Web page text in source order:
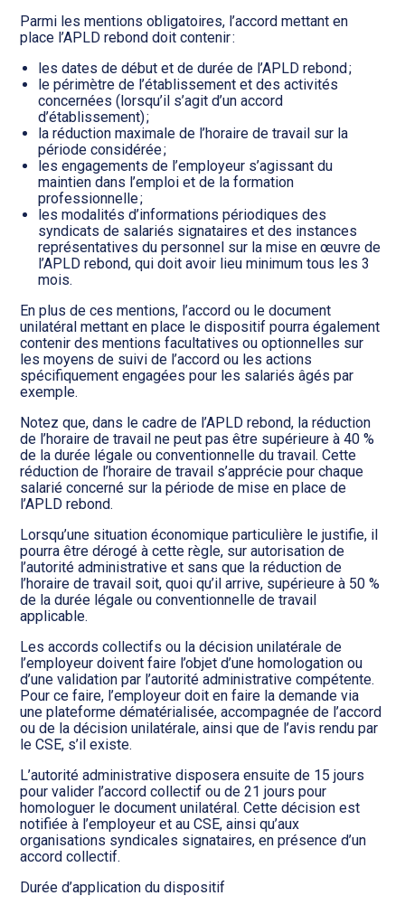
Parmi les mentions obligatoires, l’accord mettant en
place l’APLD rebond doit contenir :
les dates de début et de durée de l’APLD rebond ;
le périmètre de l’établissement et des activités
concernées (lorsqu’il s’agit d’un accord
d’établissement) ;
la réduction maximale de l’horaire de travail sur la
période considérée ;
les engagements de l’employeur s’agissant du
maintien dans l’emploi et de la formation
professionnelle ;
les modalités d’informations périodiques des
syndicats de salariés signataires et des instances
représentatives du personnel sur la mise en œuvre de
l’APLD rebond, qui doit avoir lieu minimum tous les 3
mois.
En plus de ces mentions, l’accord ou le document
unilatéral mettant en place le dispositif pourra également
contenir des mentions facultatives ou optionnelles sur
les moyens de suivi de l’accord ou les actions
spécifiquement engagées pour les salariés âgés par
exemple.
Notez que, dans le cadre de l’APLD rebond, la réduction
de l’horaire de travail ne peut pas être supérieure à 40 %
de la durée légale ou conventionnelle du travail. Cette
réduction de l’horaire de travail s’apprécie pour chaque
salarié concerné sur la période de mise en place de
l’APLD rebond.
Lorsqu’une situation économique particulière le justifie, il
pourra être dérogé à cette règle, sur autorisation de
l’autorité administrative et sans que la réduction de
l’horaire de travail soit, quoi qu’il arrive, supérieure à 50 %
de la durée légale ou conventionnelle de travail
applicable.
Les accords collectifs ou la décision unilatérale de
l’employeur doivent faire l’objet d’une homologation ou
d’une validation par l’autorité administrative compétente.
Pour ce faire, l’employeur doit en faire la demande via
une plateforme dématérialisée, accompagnée de l’accord
ou de la décision unilatérale, ainsi que de l’avis rendu par
le CSE, s’il existe.
L’autorité administrative disposera ensuite de 15 jours
pour valider l’accord collectif ou de 21 jours pour
homologuer le document unilatéral. Cette décision est
notifiée à l’employeur et au CSE, ainsi qu’aux
organisations syndicales signataires, en présence d’un
accord collectif.
Durée d’application du dispositif